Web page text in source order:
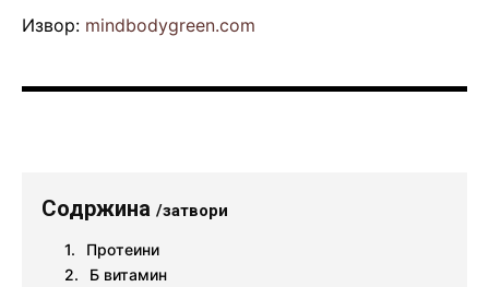
Извор: mindbodygreen.com
Содржина /затвори
Протеини
Б витамин